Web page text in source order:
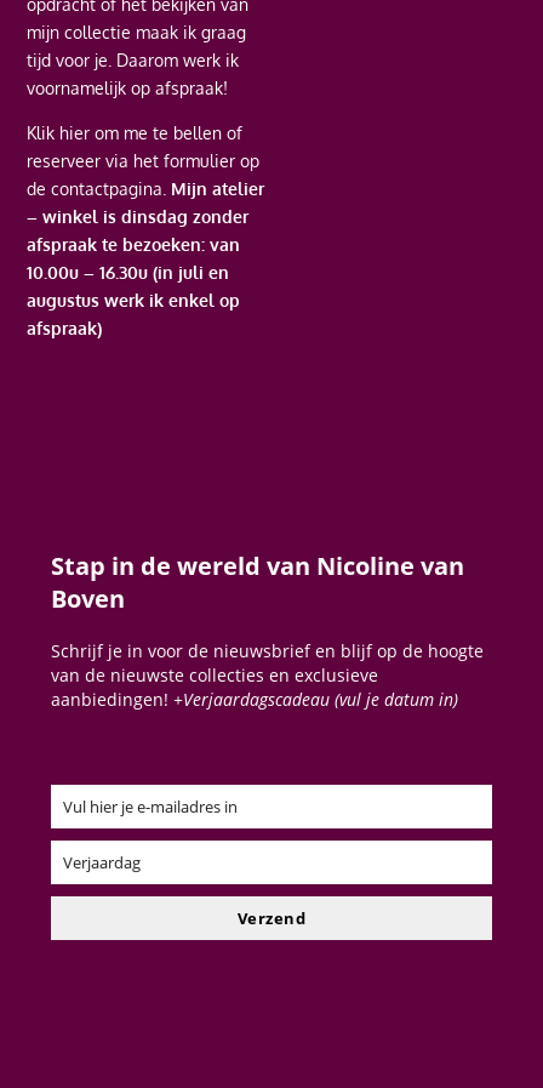
opdracht of het bekijken van
mijn collectie maak ik graag
tijd voor je. Daarom werk ik
voornamelijk op afspraak!
Klik hier om me te bellen of
reserveer via het formulier op
de contactpagina. Mijn atelier
– winkel is dinsdag zonder
afspraak te bezoeken: van
10.00u – 16.30u (in juli en
augustus werk ik enkel op
afspraak)
Stap in de wereld van Nicoline van
Boven
Schrijf je in voor de nieuwsbrief en blijf op de hoogte
van de nieuwste collecties en exclusieve
aanbiedingen!+Verjaardagscadeau (vul je datum in)
Email
Vul hier je e-mailadres in
Verjaardag
Verjaardag
Verzend